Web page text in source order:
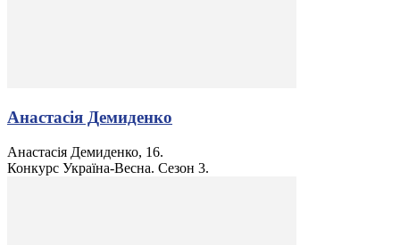
Анастасія Демиденко
Анастасія Демиденко, 16.
Конкурс Україна-Весна. Сезон 3.